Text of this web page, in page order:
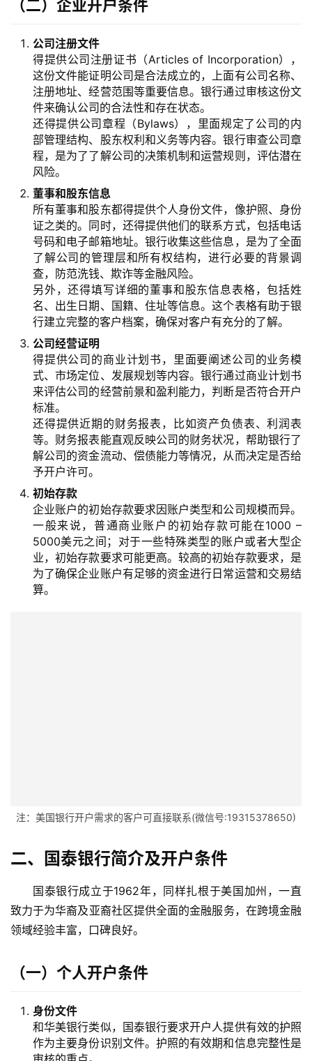
（二）企业开户条件
公司注册文件
得提供公司注册证书（Articles of Incorporation），
这份文件能证明公司是合法成立的，上面有公司名称、
注册地址、经营范围等重要信息。银行通过审核这份文
件来确认公司的合法性和存在状态。
还得提供公司章程（Bylaws），里面规定了公司的内
部管理结构、股东权利和义务等内容。银行审查公司章
程，是为了了解公司的决策机制和运营规则，评估潜在
风险。
董事和股东信息
所有董事和股东都得提供个人身份文件，像护照、身份
证之类的。同时，还得提供他们的联系方式，包括电话
号码和电子邮箱地址。银行收集这些信息，是为了全面
了解公司的管理层和所有权结构，进行必要的背景调
查，防范洗钱、欺诈等金融风险。
另外，还得填写详细的董事和股东信息表格，包括姓
名、出生日期、国籍、住址等信息。这个表格有助于银
行建立完整的客户档案，确保对客户有充分的了解。
公司经营证明
得提供公司的商业计划书，里面要阐述公司的业务模
式、市场定位、发展规划等内容。银行通过商业计划书
来评估公司的经营前景和盈利能力，判断是否符合开户
标准。
还得提供近期的财务报表，比如资产负债表、利润表
等。财务报表能直观反映公司的财务状况，帮助银行了
解公司的资金流动、偿债能力等情况，从而决定是否给
予开户许可。
初始存款
企业账户的初始存款要求因账户类型和公司规模而异。
一般来说，普通商业账户的初始存款可能在1000 –
5000美元之间；对于一些特殊类型的账户或者大型企
业，初始存款要求可能更高。较高的初始存款要求，是
为了确保企业账户有足够的资金进行日常运营和交易结
算。
注：美国银行开户需求的客户可直接联系(微信号:19315378650)
二、国泰银行简介及开户条件
国泰银行成立于1962年，同样扎根于美国加州，一直
致力于为华裔及亚裔社区提供全面的金融服务，在跨境金融
领域经验丰富，口碑良好。
（一）个人开户条件
身份文件
和华美银行类似，国泰银行要求开户人提供有效的护照
作为主要身份识别文件。护照的有效期和信息完整性是